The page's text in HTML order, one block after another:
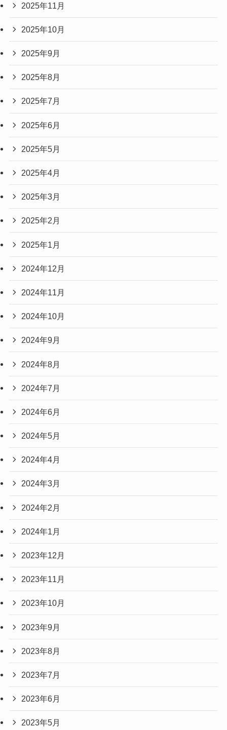
2025年11月
2025年10月
2025年9月
2025年8月
2025年7月
2025年6月
2025年5月
2025年4月
2025年3月
2025年2月
2025年1月
2024年12月
2024年11月
2024年10月
2024年9月
2024年8月
2024年7月
2024年6月
2024年5月
2024年4月
2024年3月
2024年2月
2024年1月
2023年12月
2023年11月
2023年10月
2023年9月
2023年8月
2023年7月
2023年6月
2023年5月